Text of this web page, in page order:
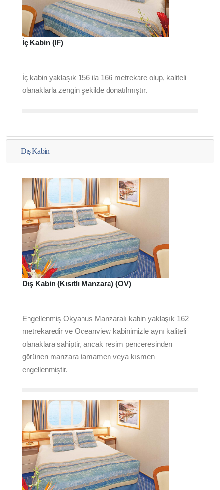
İç Kabin (IF)
İç kabin yaklaşık 156 ila 166 metrekare olup, kaliteli
olanaklarla zengin şekilde donatılmıştır.
|Dış Kabin
Dış Kabin (Kısıtlı Manzara) (OV)
Engellenmiş Okyanus Manzaralı kabin yaklaşık 162
metrekaredir ve Oceanview kabinimizle aynı kaliteli
olanaklara sahiptir, ancak resim penceresinden
görünen manzara tamamen veya kısmen
engellenmiştir.